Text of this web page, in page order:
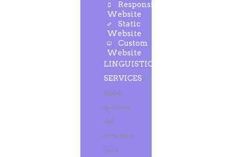
Responsive
Website
Static
Website
Custom
Website
LINGUISTIC
SERVICESA
highly
qualified
and
dedicated
team